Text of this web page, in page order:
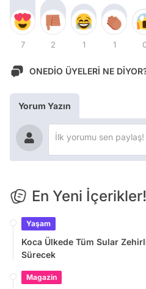
7 2 1 1
ONEDİO ÜYELERİ NE
Yorum Yazın
En Yeni İçerikler!
Yaşam
Koca Ülkede Tüm Sular
Sürecek
Magazin